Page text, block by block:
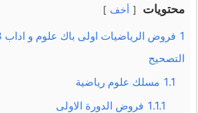
محتويات أخف
1
التصحيح
1.1 مسلك علوم رياضية
1.1.1 فروض الدورة الاولى